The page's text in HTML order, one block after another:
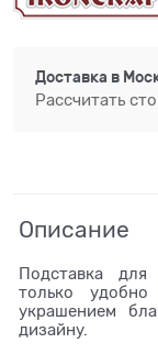
Доставка в
Рассчитать
Описание
Подставка
только
украшением
дизайну.